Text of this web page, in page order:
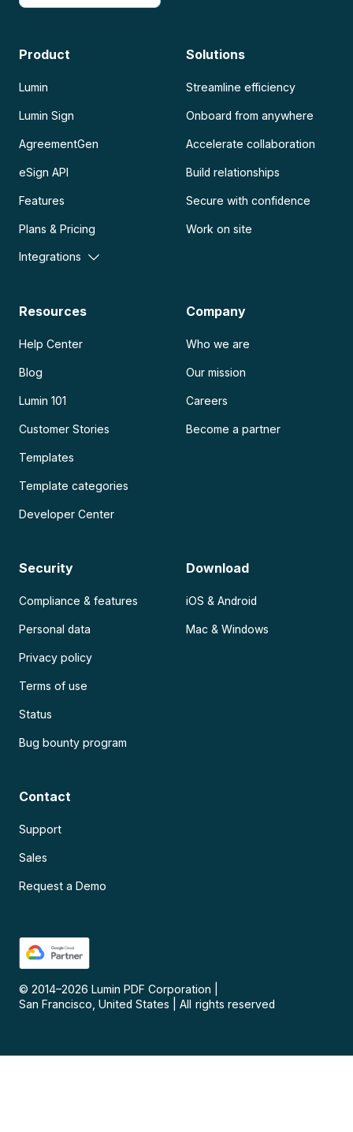
Product
Lumin
Lumin Sign
AgreementGen
eSign API
Features
Plans & Pricing
Integrations
Solutions
Streamline efficiency
Onboard from anywhere
Accelerate collaboration
Build relationships
Secure with confidence
Work on site
Resources
Help Center
Blog
Lumin 101
Customer Stories
Templates
Template categories
Developer Center
Company
Who we are
Our mission
Careers
Become a partner
Security
Compliance & features
Personal data
Privacy policy
Terms of use
Status
Bug bounty program
Download
iOS & Android
Mac & Windows
Contact
Support
Sales
Request a Demo
© 2014–2026 Lumin PDF Corporation
San Francisco, United States
All rights reserved